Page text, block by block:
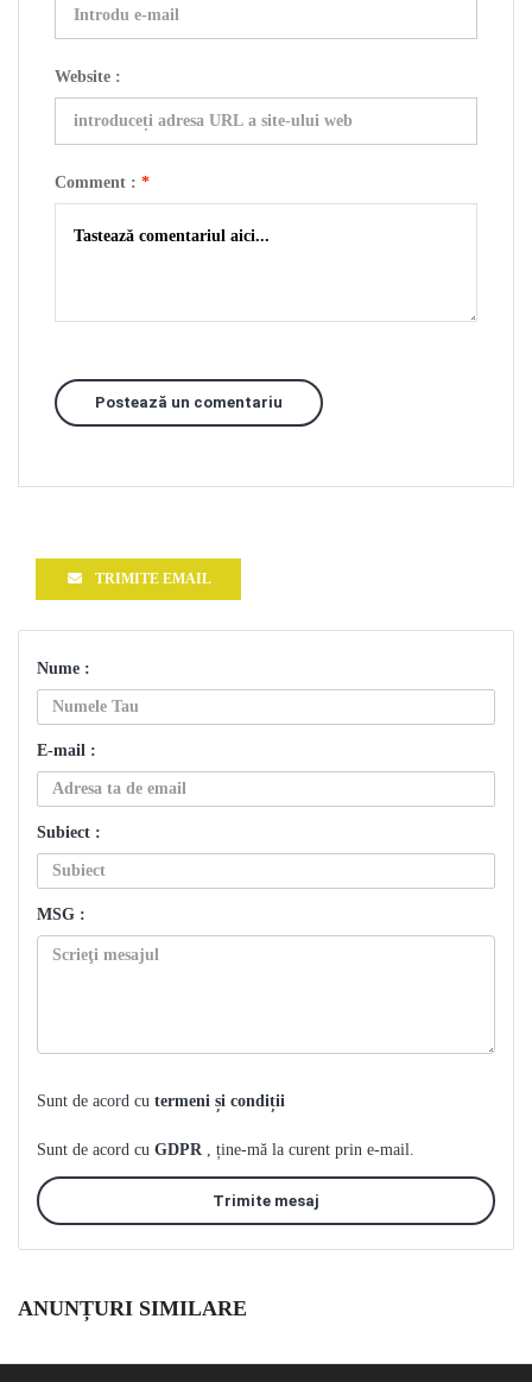
Website :
Comment : *
Postează un comentariu
TRIMITE EMAIL
Nume :
E-mail :
Subiect :
MSG :
Sunt de acord cu termeni și condiții
Sunt de acord cu GDPR , ține-mă la curent prin e-mail.
Trimite mesaj
ANUNȚURI SIMILARE